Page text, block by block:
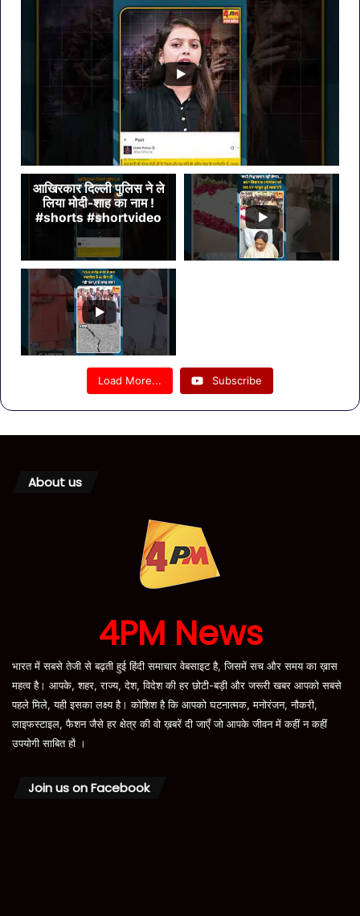
आखिरकार दिल्ली पुलिस ने ले
लिया मोदी-शाह का नाम !
#shorts #shortvideo
Load More... Subscribe
About us
4PM News
भारत में सबसे तेजी से बढ़ती हुई हिंदी समाचार वेबसाइट है, जिसमें सच और समय का ख़ास
महत्व है। आपके, शहर, राज्य, देश, विदेश की हर छोटी-बड़ी और जरूरी खबर आपको सबसे
पहले मिले, यही इसका लक्ष्य है। कोशिश है कि आपको घटनात्मक, मनोरंजन, नौकरी,
लाइफस्टाइल, फैशन जैसे हर क्षेत्र की वो ख़बरें दी जाएँ जो आपके जीवन में कहीं न कहीं
उपयोगी साबित हों ।
Join us on Facebook